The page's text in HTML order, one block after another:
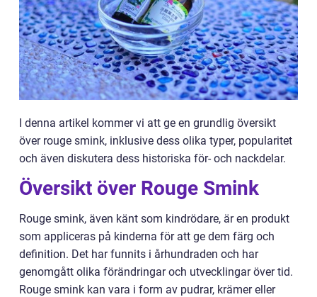
I denna artikel kommer vi att ge en grundlig översikt
över rouge smink, inklusive dess olika typer, popularitet
och även diskutera dess historiska för- och nackdelar.
Översikt över Rouge Smink
Rouge smink, även känt som kindrödare, är en produkt
som appliceras på kinderna för att ge dem färg och
definition. Det har funnits i århundraden och har
genomgått olika förändringar och utvecklingar över tid.
Rouge smink kan vara i form av pudrar, krämer eller